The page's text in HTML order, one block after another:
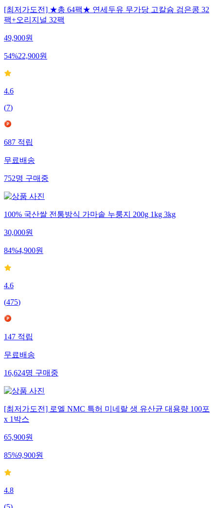
[최저가도전] ★총 64팩★ 연세두유 무가당 고칼슘 검은콩 32
팩+오리지널 32팩
49,900원
54%22,900원
4.6
(7)
687적립
무료배송
752명구매중
100% 국산쌀 전통방식 가마솥 누룽지 200g 1kg 3kg
30,000원
84%4,900원
4.6
(475)
147적립
무료배송
16,624명구매중
[최저가도전] 로엘 NMC 특허 미네랄 생 유산균 대용량 100포
x 1박스
65,900원
85%9,900원
4.8